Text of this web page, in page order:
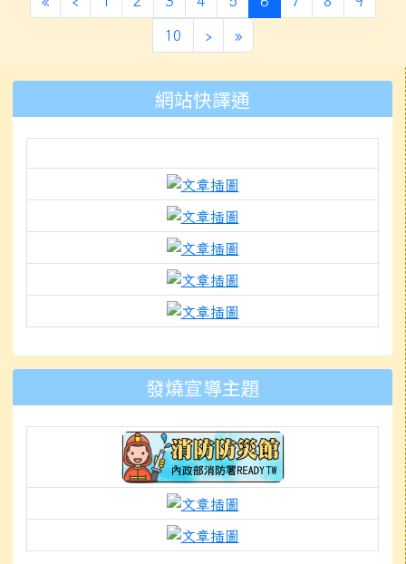
10 ›下一頁
»最後頁
網站快譯通
link to https://
link to https://
link to https://
link to https://
link to https://
to https://
發燒宣導主題
link to https://
link to https://
link to https://